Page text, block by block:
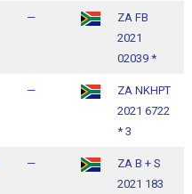
—
ZA FB
2021
02039 *
—
ZA NKHPT
2021 6722
* 3
—
ZA B + S
2021 183